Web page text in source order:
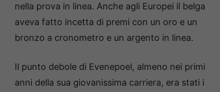
nella prova in linea. Anche agli Europei il belga
aveva fatto incetta di premi con un oro e un
bronzo a cronometro e un argento in linea.
Il punto debole di Evenepoel, almeno nei primi
anni della sua giovanissima carriera, era stati i